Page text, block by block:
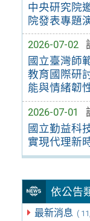
中央研究院
院發表專題
2026-07-02
國立臺灣師
教育國際研
能與情緒韌
2026-07-01
國立勤益科
實現代理新
依公告
最新消息 (